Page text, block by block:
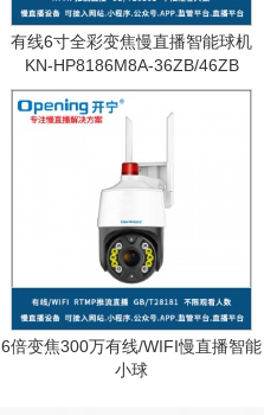
有线6寸全彩变焦慢直播智能球机
KN-HP8186M8A-36ZB/46ZB
6倍变焦300万有线/WIFI慢直播智能
小球